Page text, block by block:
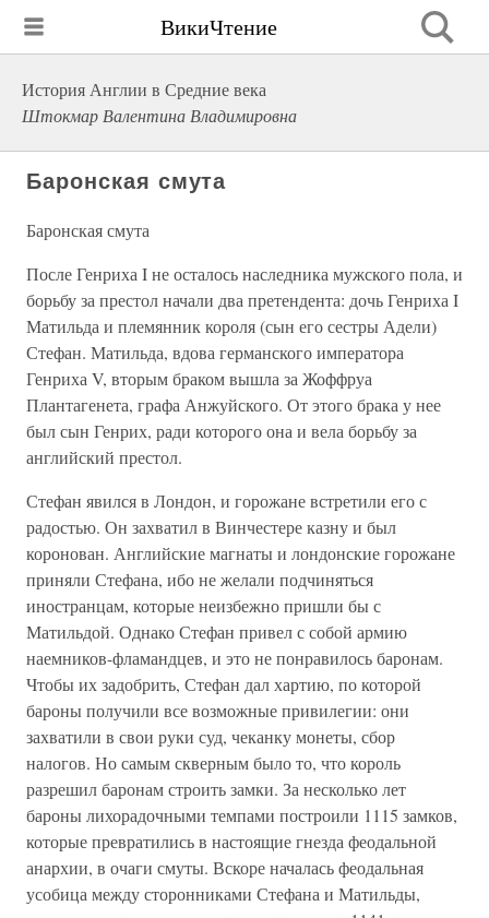
ВикиЧтение
История Англии в Средние века
Штокмар Валентина Владимировна
Баронская смута
Баронская смута
После Генриха I не осталось наследника мужского пола, и
борьбу за престол начали два претендента: дочь Генриха I
Матильда и племянник короля (сын его сестры Адели)
Стефан. Матильда, вдова германского императора
Генриха V, вторым браком вышла за Жоффруа
Плантагенета, графа Анжуйского. От этого брака у нее
был сын Генрих, ради которого она и вела борьбу за
английский престол.
Стефан явился в Лондон, и горожане встретили его с
радостью. Он захватил в Винчестере казну и был
коронован. Английские магнаты и лондонские горожане
приняли Стефана, ибо не желали подчиняться
иностранцам, которые неизбежно пришли бы с
Матильдой. Однако Стефан привел с собой армию
наемников-фламандцев, и это не понравилось баронам.
Чтобы их задобрить, Стефан дал хартию, по которой
бароны получили все возможные привилегии: они
захватили в свои руки суд, чеканку монеты, сбор
налогов. Но самым скверным было то, что король
разрешил баронам строить замки. За несколько лет
бароны лихорадочными темпами построили 1115 замков,
которые превратились в настоящие гнезда феодальной
анархии, в очаги смуты. Вскоре началась феодальная
усобица между сторонниками Стефана и Матильды,